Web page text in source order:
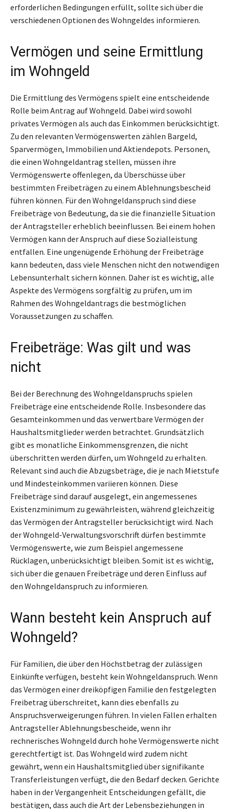
erforderlichen Bedingungen erfüllt, sollte sich über die
verschiedenen Optionen des Wohngeldes informieren.
Vermögen und seine Ermittlung
im Wohngeld
Die Ermittlung des Vermögens spielt eine entscheidende
Rolle beim Antrag auf Wohngeld. Dabei wird sowohl
privates Vermögen als auch das Einkommen berücksichtigt.
Zu den relevanten Vermögenswerten zählen Bargeld,
Sparvermögen, Immobilien und Aktiendepots. Personen,
die einen Wohngeldantrag stellen, müssen ihre
Vermögenswerte offenlegen, da Überschüsse über
bestimmten Freibeträgen zu einem Ablehnungsbescheid
führen können. Für den Wohngeldanspruch sind diese
Freibeträge von Bedeutung, da sie die finanzielle Situation
der Antragsteller erheblich beeinflussen. Bei einem hohen
Vermögen kann der Anspruch auf diese Sozialleistung
entfallen. Eine ungenügende Erhöhung der Freibeträge
kann bedeuten, dass viele Menschen nicht den notwendigen
Lebensunterhalt sichern können. Daher ist es wichtig, alle
Aspekte des Vermögens sorgfältig zu prüfen, um im
Rahmen des Wohngeldantrags die bestmöglichen
Voraussetzungen zu schaffen.
Freibeträge: Was gilt und was
nicht
Bei der Berechnung des Wohngeldanspruchs spielen
Freibeträge eine entscheidende Rolle. Insbesondere das
Gesamteinkommen und das verwertbare Vermögen der
Haushaltsmitglieder werden betrachtet. Grundsätzlich
gibt es monatliche Einkommensgrenzen, die nicht
überschritten werden dürfen, um Wohngeld zu erhalten.
Relevant sind auch die Abzugsbeträge, die je nach Mietstufe
und Mindesteinkommen variieren können. Diese
Freibeträge sind darauf ausgelegt, ein angemessenes
Existenzminimum zu gewährleisten, während gleichzeitig
das Vermögen der Antragsteller berücksichtigt wird. Nach
der Wohngeld-Verwaltungsvorschrift dürfen bestimmte
Vermögenswerte, wie zum Beispiel angemessene
Rücklagen, unberücksichtigt bleiben. Somit ist es wichtig,
sich über die genauen Freibeträge und deren Einfluss auf
den Wohngeldanspruch zu informieren.
Wann besteht kein Anspruch auf
Wohngeld?
Für Familien, die über den Höchstbetrag der zulässigen
Einkünfte verfügen, besteht kein Wohngeldanspruch. Wenn
das Vermögen einer dreiköpfigen Familie den festgelegten
Freibetrag überschreitet, kann dies ebenfalls zu
Anspruchsverweigerungen führen. In vielen Fällen erhalten
Antragsteller Ablehnungsbescheide, wenn ihr
rechnerisches Wohngeld durch hohe Vermögenswerte nicht
gerechtfertigt ist. Das Wohngeld wird zudem nicht
gewährt, wenn ein Haushaltsmitglied über signifikante
Transferleistungen verfügt, die den Bedarf decken. Gerichte
haben in der Vergangenheit Entscheidungen gefällt, die
bestätigen, dass auch die Art der Lebensbeziehungen in